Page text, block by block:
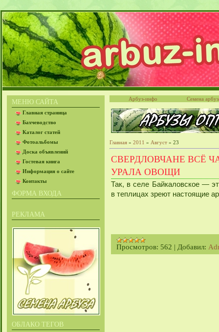
МЕНЮ САЙТА
Главная страница
Бахчеводство
Каталог статей
Фотоальбомы
Доска объявлений
Гостевая книга
Информация о сайте
Контакты
ФОРМА ВХОДА
РЕКЛАМА
ОБЛАКО ТЕГОВ
Арбуз-инфо Семена
Главная » 2011 » Август » 23
СВЕРДЛОВЧАНЕ ВСЁ
УРАЛА ОВОЩИ
Так, в селе Байкаловское —
в теплицах зреют настоящие
Просмотров: 562 | Добавил: